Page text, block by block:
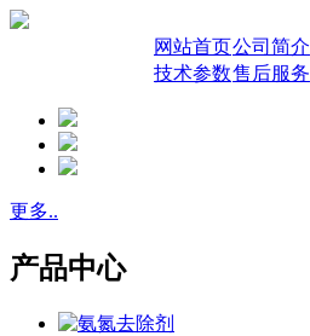
网站首页公司简介
技术参数售后服务
更多..
产品中心